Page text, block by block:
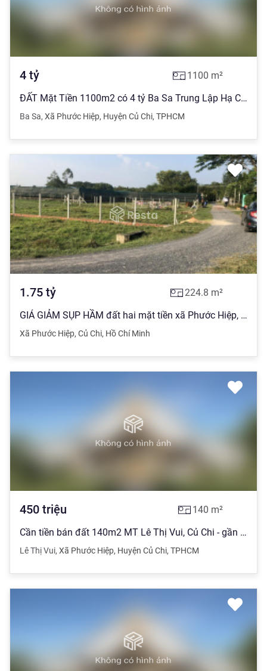
4 tỷ 1100 m²
ĐẤT Mặt Tiền 1100m2 có 4 tỷ Ba Sa Trung Lập Hạ Củ Chi TPHCM
Ba Sa, Xã Phước Hiệp, Huyện Củ Chi, TPHCM
1.75 tỷ 224.8 m²
GIÁ GIẢM SỤP HẦM đất hai mặt tiền xã Phước Hiệp, DT: 224,8m2 (ngang 11m). Full thổ cư. 1,7x Tỷ
Xã Phước Hiệp, Củ Chi, Hồ Chí Minh
450 triệu 140 m²
Cần tiền bán đất 140m2 MT Lê Thị Vui, Củ Chi - gần trường - SHR, 450TR
Lê Thị Vui, Xã Phước Hiệp, Huyện Củ Chi, TPHCM